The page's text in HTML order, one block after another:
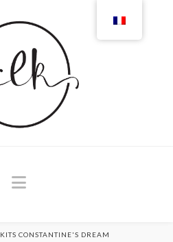
Navigation
KITS CONSTANTINE'S DREAM